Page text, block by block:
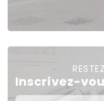
Inscrivez-